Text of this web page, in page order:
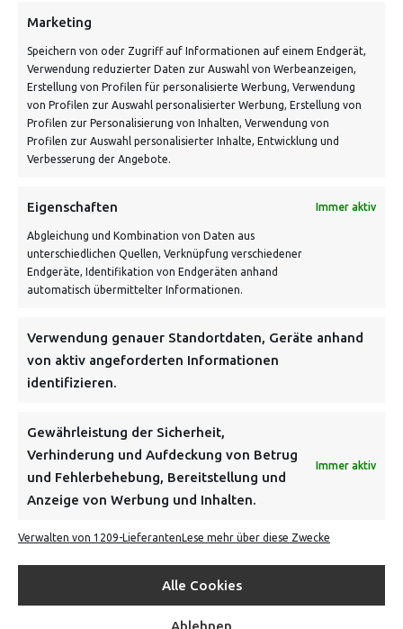
Marketing
Speichern von oder Zugriff auf Informationen auf einem Endgerät,
Verwendung reduzierter Daten zur Auswahl von Werbeanzeigen,
Erstellung von Profilen für personalisierte Werbung, Verwendung
von Profilen zur Auswahl personalisierter Werbung, Erstellung von
Profilen zur Personalisierung von Inhalten, Verwendung von
Profilen zur Auswahl personalisierter Inhalte, Entwicklung und
Verbesserung der Angebote.
Eigenschaften Immer aktiv
Abgleichung und Kombination von Daten aus
unterschiedlichen Quellen, Verknüpfung verschiedener
Endgeräte, Identifikation von Endgeräten anhand
automatisch übermittelter Informationen.
Verwendung genauer Standortdaten, Geräte anhand
von aktiv angeforderten Informationen
identifizieren.
Gewährleistung der Sicherheit,
Verhinderung und Aufdeckung von Betrug
und Fehlerbehebung, Bereitstellung und
Anzeige von Werbung und Inhalten.
Immer aktiv
Verwalten von 1209-LieferantenLese mehr über diese Zwecke
Alle Cookies
Ablehnen
VERSANDKOSTENHINWEIS:
NEWSLETTER
Danke, deine Registrierung war erfolgreich! Bitte prüfe
FOLGE UNS
INFORMATIONEN